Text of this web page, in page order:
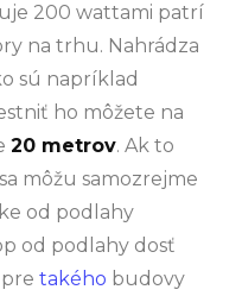
200 wattami patrí
na trhu. Nahrádza
sú napríklad
ho môžete na
20 metrov. Ak to
môžu samozrejme
od podlahy
od podlahy dosť
takého budovy